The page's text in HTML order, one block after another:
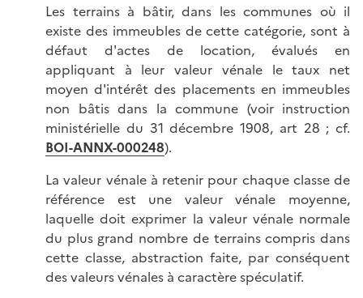
Les terrains à bâtir, dans les communes où il
existe des immeubles de cette catégorie, sont à
défaut d'actes de location, évalués en
appliquant à leur valeur vénale le taux net
moyen d'intérêt des placements en immeubles
non bâtis dans la commune (voir instruction
ministérielle du 31 décembre 1908, art 28 ; cf.
BOI-ANNX-000248).
La valeur vénale à retenir pour chaque classe de
référence est une valeur vénale moyenne,
laquelle doit exprimer la valeur vénale normale
du plus grand nombre de terrains compris dans
cette classe, abstraction faite, par conséquent
des valeurs vénales à caractère spéculatif.